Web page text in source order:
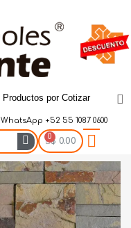
Productos por Cotizar
WhatsApp +52 55 1087 0600
$ 0.00